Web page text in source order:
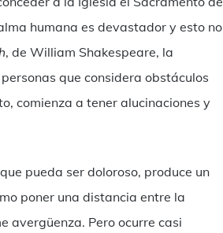
humana es devastador y esto no
, de William Shakespeare, la
que considera obstáculos
comienza a tener alucinaciones y
pueda ser doloroso, produce un
poner una distancia entre la
avergüenza. Pero ocurre casi